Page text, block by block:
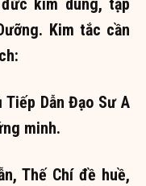
kim dung, tập
Kim tắc cần
Tiếp Dẫn Đạo Sư A
minh.
Thế Chí đề huề,